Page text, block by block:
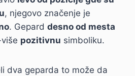
, njegovo značenje je
. Gepard desno od mesta
pozitivnu simboliku.
dva geparda to može da